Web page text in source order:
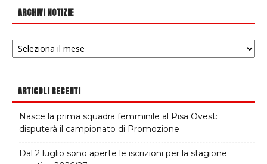
ARCHIVI NOTIZIE
Archivi
notizie
ARTICOLI RECENTI
Nasce la prima squadra femminile al Pisa Ovest:
disputerà il campionato di Promozione
Dal 2 luglio sono aperte le iscrizioni per la stagione